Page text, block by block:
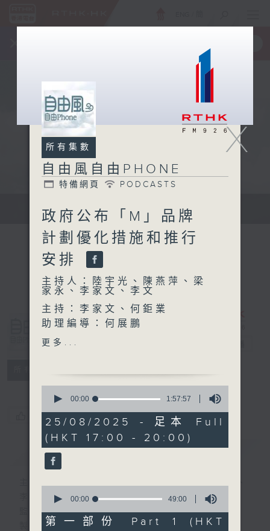
聲音更立體 意見更多元
自由風自由
PHONE
您喜歡這個節目嗎?
簡介 GIST
監製：蕭洛汶
製作：香港電台公共事務組
X
所有集數
自由風自由PHONE
特備網頁 PODCASTS
政府公布「M」品牌
計劃優化措施和推行
安排
主持人：陸宇光、陳燕萍、梁
家永、李家文、李文
主持：李家文、何鉅業
助理編導：何展鵬
高級編導：李以莊
更多...
seconds
1
hour,
57
minutes,
57
seconds
00:00 1:57:57
25/08/2025 - 足本 Full
(HKT 17:00 - 20:00)
seconds
49
minutes,
00:00 49:00
第一部份 Part 1 (HKT